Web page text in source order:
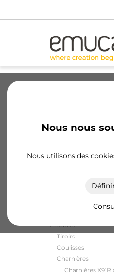
Nous nous
Nous utilisons des
Les serrures et
avec des
sécurité et
des options
Produits
Tiroirs
Coulisses
Charnières
Charnières